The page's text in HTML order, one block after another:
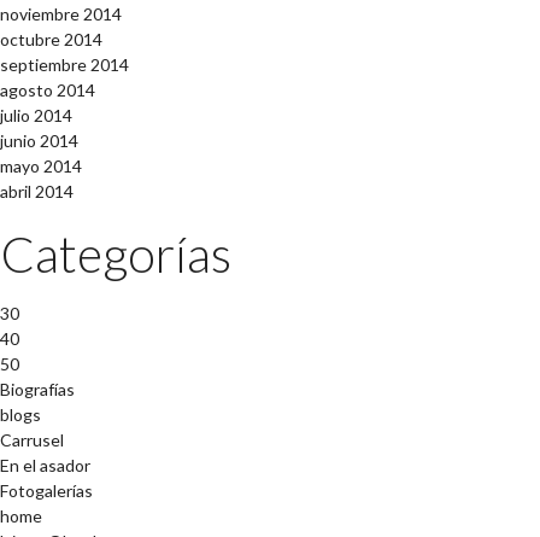
noviembre 2014
octubre 2014
septiembre 2014
agosto 2014
julio 2014
junio 2014
mayo 2014
abril 2014
Categorías
30
40
50
Biografías
blogs
Carrusel
En el asador
Fotogalerías
home